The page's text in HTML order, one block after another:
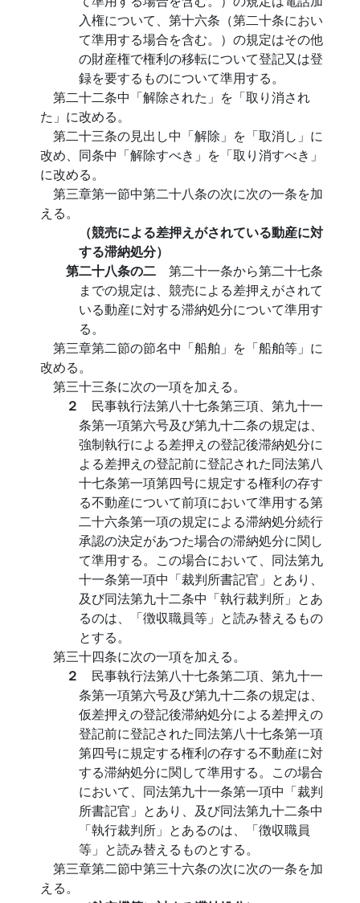
入権について、第十六条（第二十条におい
て準用する場合を含む。）の規定はその他
の財産権で権利の移転について登記又は登
録を要するものについて準用する。
第二十二条中「解除された」を「取り消され
た」に改める。
第二十三条の見出し中「解除」を「取消し」に
改め、同条中「解除すべき」を「取り消すべき」
に改める。
第三章第一節中第二十八条の次に次の一条を加
える。
（競売による差押えがされている動産に対
する滞納処分）
第二十八条の二 第二十一条から第二十七条
までの規定は、競売による差押えがされて
いる動産に対する滞納処分について準用す
る。
第三章第二節の節名中「船舶」を「船舶等」に
改める。
第三十三条に次の一項を加える。
２ 民事執行法第八十七条第三項、第九十一
条第一項第六号及び第九十二条の規定は、
強制執行による差押えの登記後滞納処分に
よる差押えの登記前に登記された同法第八
十七条第一項第四号に規定する権利の存す
る不動産について前項において準用する第
二十六条第一項の規定による滞納処分続行
承認の決定があつた場合の滞納処分に関し
て準用する。この場合において、同法第九
十一条第一項中「裁判所書記官」とあり、
及び同法第九十二条中「執行裁判所」とあ
るのは、「徴収職員等」と読み替えるもの
とする。
第三十四条に次の一項を加える。
２ 民事執行法第八十七条第二項、第九十一
条第一項第六号及び第九十二条の規定は、
仮差押えの登記後滞納処分による差押えの
登記前に登記された同法第八十七条第一項
第四号に規定する権利の存する不動産に対
する滞納処分に関して準用する。この場合
において、同法第九十一条第一項中「裁判
所書記官」とあり、及び同法第九十二条中
「執行裁判所」とあるのは、「徴収職員
等」と読み替えるものとする。
第三章第二節中第三十六条の次に次の一条を加
える。